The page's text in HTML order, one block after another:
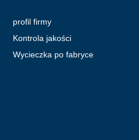
profil firmy
Kontrola jakości
Wycieczka po fabryce